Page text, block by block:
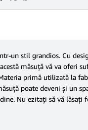
un stil grandios. Cu
măsuţă vă va oferi
primă utilizată la
poate deveni şi un
Nu ezitaţi să vă lăsaţi